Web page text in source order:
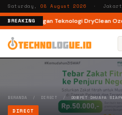
Saturday,08 August 2026 ·
BREAKING
Load dengan Teknologi DryClean
BERANDA / DIRECT / DOMPET DHUAFA
DIRECT